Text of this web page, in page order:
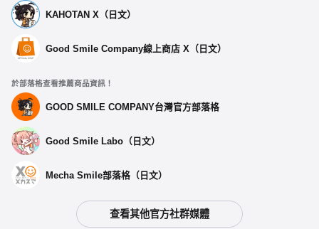
KAHOTAN X（日文）
Good Smile Company線上商店 X（日文）
於部落格查看推薦商品資訊！
GOOD SMILE COMPANY台灣官方部落格
Good Smile Labo（日文）
Mecha Smile部落格（日文）
查看其他官方社群媒體